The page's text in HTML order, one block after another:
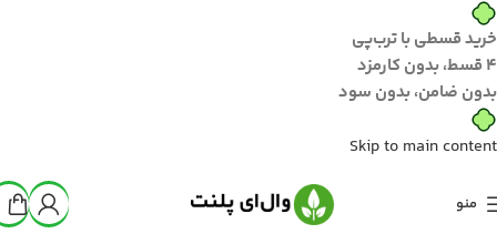
خرید قسطی با ترب‌پی
۴ قسط، بدون کارمزد
بدون ضامن، بدون سود
Skip to main content
منو